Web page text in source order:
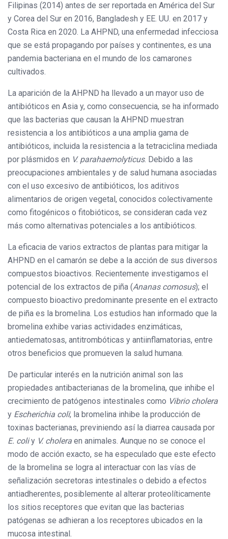
Filipinas (2014) antes de ser reportada en América del Sur
y Corea del Sur en 2016, Bangladesh y EE. UU. en 2017 y
Costa Rica en 2020. La AHPND, una enfermedad infecciosa
que se está propagando por países y continentes, es una
pandemia bacteriana en el mundo de los camarones
cultivados.
La aparición de la AHPND ha llevado a un mayor uso de
antibióticos en Asia y, como consecuencia, se ha informado
que las bacterias que causan la AHPND muestran
resistencia a los antibióticos a una amplia gama de
antibióticos, incluida la resistencia a la tetraciclina mediada
por plásmidos en V. parahaemolyticus. Debido a las
preocupaciones ambientales y de salud humana asociadas
con el uso excesivo de antibióticos, los aditivos
alimentarios de origen vegetal, conocidos colectivamente
como fitogénicos o fitobióticos, se consideran cada vez
más como alternativas potenciales a los antibióticos.
La eficacia de varios extractos de plantas para mitigar la
AHPND en el camarón se debe a la acción de sus diversos
compuestos bioactivos. Recientemente investigamos el
potencial de los extractos de piña (Ananas comosus); el
compuesto bioactivo predominante presente en el extracto
de piña es la bromelina. Los estudios han informado que la
bromelina exhibe varias actividades enzimáticas,
antiedematosas, antitrombóticas y antiinflamatorias, entre
otros beneficios que promueven la salud humana.
De particular interés en la nutrición animal son las
propiedades antibacterianas de la bromelina, que inhibe el
crecimiento de patógenos intestinales como Vibrio cholera
y Escherichia coli; la bromelina inhibe la producción de
toxinas bacterianas, previniendo así la diarrea causada por
E. coliy V. cholera en animales. Aunque no se conoce el
modo de acción exacto, se ha especulado que este efecto
de la bromelina se logra al interactuar con las vías de
señalización secretoras intestinales o debido a efectos
antiadherentes, posiblemente al alterar proteolíticamente
los sitios receptores que evitan que las bacterias
patógenas se adhieran a los receptores ubicados en la
mucosa intestinal.